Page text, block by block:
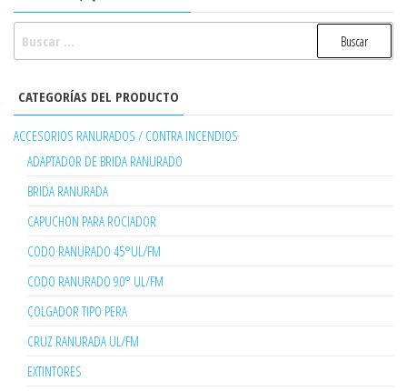
CATEGORÍAS DEL PRODUCTO
ACCESORIOS RANURADOS / CONTRA INCENDIOS
ADAPTADOR DE BRIDA RANURADO
BRIDA RANURADA
CAPUCHON PARA ROCIADOR
CODO RANURADO 45°UL/FM
CODO RANURADO 90° UL/FM
COLGADOR TIPO PERA
CRUZ RANURADA UL/FM
EXTINTORES